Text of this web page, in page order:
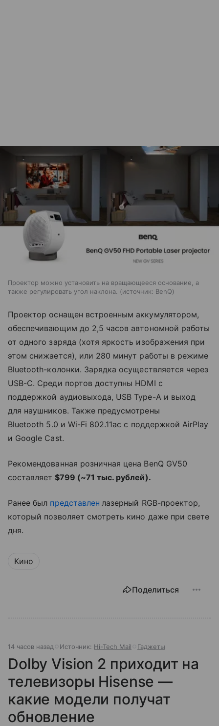
Проектор можно установить на вращающееся основание, а
также регулировать угол наклона.
источник: BenQ
Проектор оснащен встроенным аккумулятором,
обеспечивающим до 2,5 часов автономной работы
от одного заряда (хотя яркость изображения при
этом снижается), или 280 минут работы в режиме
Bluetooth-колонки. Зарядка осуществляется через
USB-C. Среди портов доступны HDMI с
поддержкой аудиовыхода, USB Type-A и выход
для наушников. Также предусмотрены
Bluetooth 5.0 и Wi-Fi 802.11ac с поддержкой AirPlay
и Google Cast.
Рекомендованная розничная цена BenQ GV50
составляет $799 (~71 тыс. рублей).
Ранее был представлен лазерный RGB-проектор,
который позволяет смотреть кино даже при свете
дня.
Кино
Поделиться
14 часов назад Источник: Hi-Tech Mail Гаджеты
Dolby Vision 2 приходит на
телевизоры Hisense —
какие модели получат
обновление